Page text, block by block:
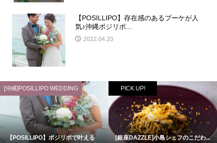
【POSILLIPO】存在感のあるブーケが人
気♪沖縄ポジリポ...
2022.04.20
[沖縄]POSILLIPO WEDDING
【POSILLIPO】ポジリポで叶える
PICK UP!
[銀座DAZZLE]小島シェフのこだわ...